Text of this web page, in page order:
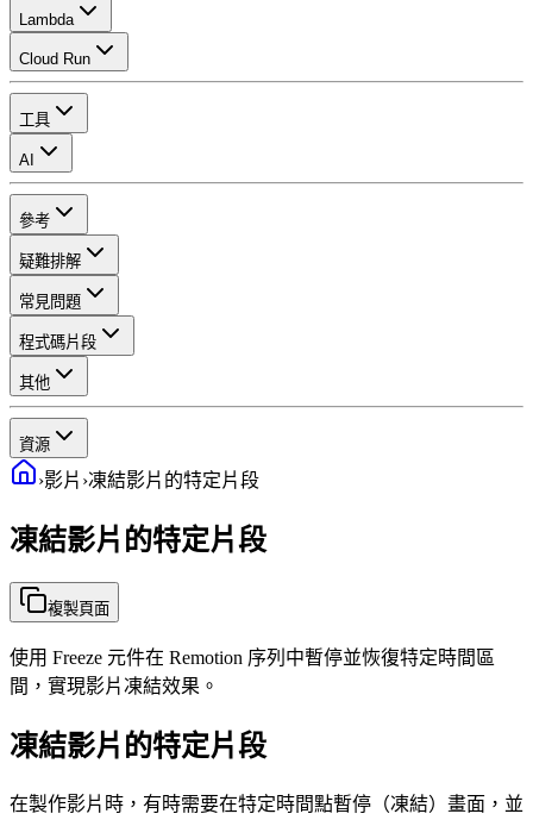
Lambda
Cloud Run
工具
AI
參考
疑難排解
常見問題
程式碼片段
其他
資源
›影片 ›凍結影片的特定片段
凍結影片的特定片段
複製頁面
使用 Freeze 元件在 Remotion 序列中暫停並恢復特定時間區
間，實現影片凍結效果。
凍結影片的特定片段
在製作影片時，有時需要在特定時間點暫停（凍結）畫面，並